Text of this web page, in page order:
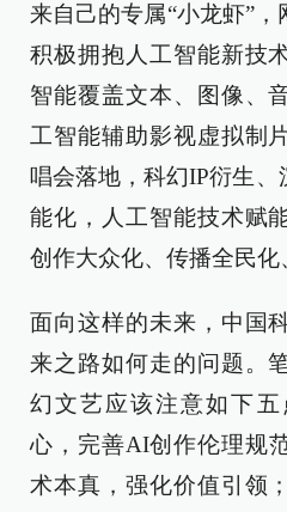
来自己的专属“小龙虾”
积极拥抱人工智能新技
智能覆盖文本、图像、
工智能辅助影视虚拟制
唱会落地，科幻IP衍生
能化，人工智能技术赋
创作大众化、传播全民化
面向这样的未来，中国
来之路如何走的问题。
幻文艺应该注意如下
心，完善AI创作伦理规
术本真，强化价值引领